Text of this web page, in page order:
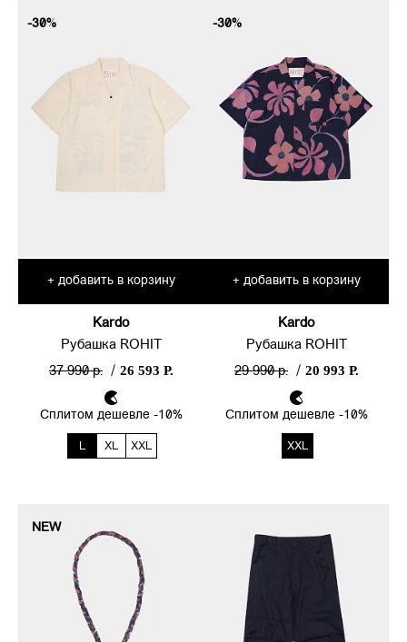
-30%
+ добавить в корзину
Kardo
Рубашка ROHIT
37 990 р.
/ 26 593 Р.
Сплитом дешевле -10%
L XL XXL
-30%
+ добавить в корзину
Kardo
Рубашка ROHIT
29 990 р.
/ 20 993 Р.
Сплитом дешевле -10%
XXL
NEW